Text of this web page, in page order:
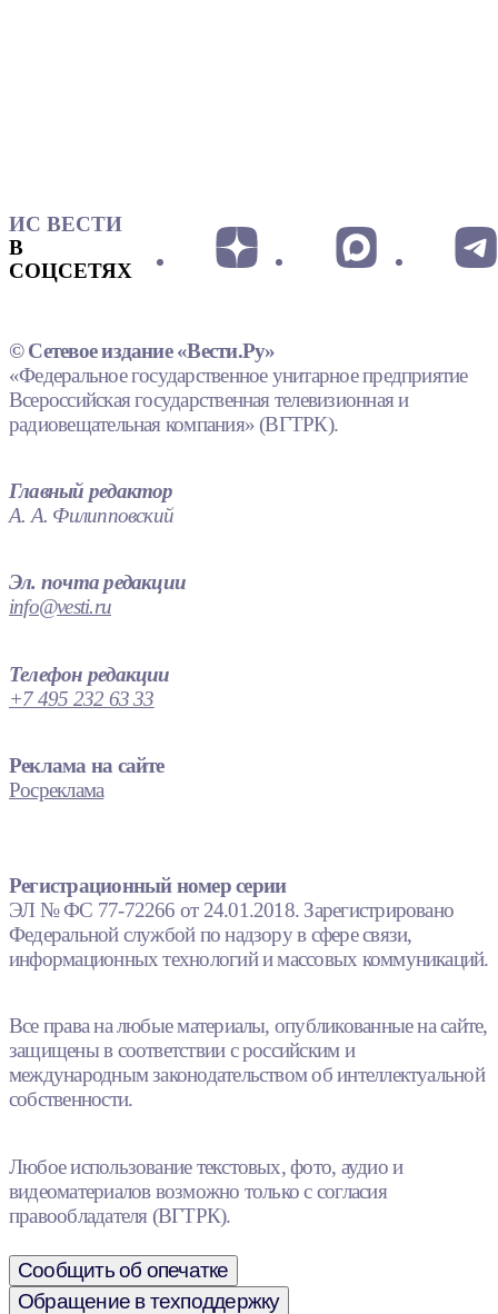
ИС ВЕСТИ
В
СОЦСЕТЯХ
© Сетевое издание «Вести.Ру»
«Федеральное государственное унитарное предприятие
Всероссийская государственная телевизионная и
радиовещательная компания» (ВГТРК).
Главный редактор
А. А. Филипповский
Эл. почта редакции
info@vesti.ru
Телефон редакции
+7 495 232 63 33
Реклама на сайте
Росреклама
Регистрационный номер серии
ЭЛ № ФС 77-72266 от 24.01.2018. Зарегистрировано
Федеральной службой по надзору в сфере связи,
информационных технологий и массовых коммуникаций.
Все права на любые материалы, опубликованные на сайте,
защищены в соответствии с российским и
международным законодательством об интеллектуальной
собственности.
Любое использование текстовых, фото, аудио и
видеоматериалов возможно только с согласия
правообладателя (ВГТРК).
Сообщить об опечатке
Обращение в техподдержку